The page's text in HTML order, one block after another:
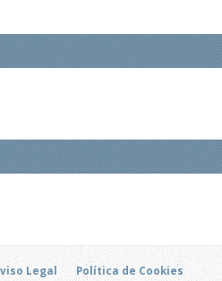
Legal
Política de Cookies